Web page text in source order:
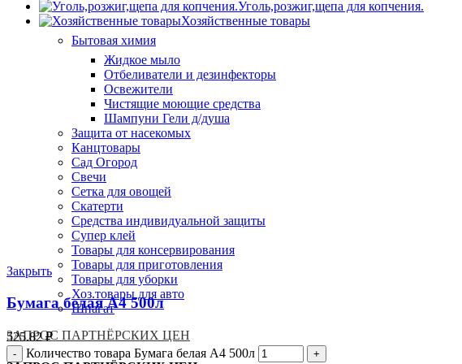
Уголь,розжиг,щепа для копчения.
Хозяйственные товары
Бытовая химия
Жидкое мыло
Отбеливатели и дезинфекторы
Освежители
Чистящие моющие средства
Шампуни Гели д/душа
Защита от насекомых
Канцтовары
Сад Огород
Свечи
Сетка для овощей
Скатерти
Средства индивидуальной защиты
Супер клей
Товары для консервирования
Товары для приготовления
Товары для уборки
Хоз.товары для авто
Шпагат
ЗАПРОС ПАРТНЁРСКИХ ЦЕН
Закрыть
Бумага белая А4 500л
525.82₽
Количество товара Бумага белая А4 500л